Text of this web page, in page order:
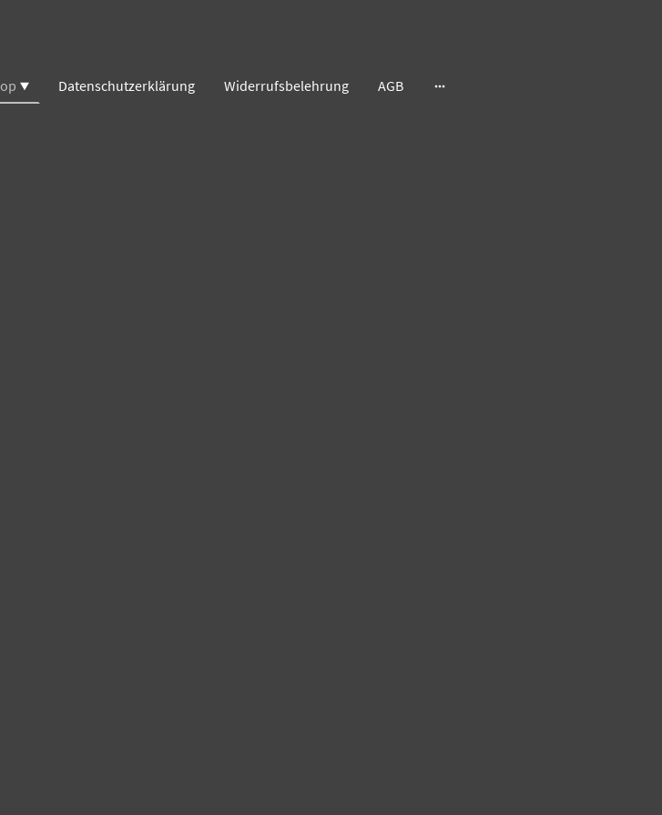
Datenschutzerklärung Widerrufsbelehrung AGB